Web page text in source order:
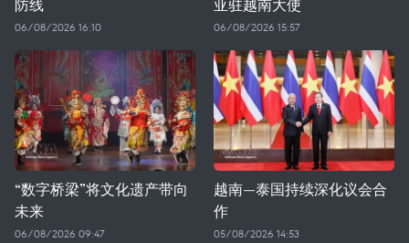
防线
06/08/2026 16:10
亚驻越南大使
06/08/2026 15:57
“数字桥梁”将文化遗产带向
未来
06/08/2026 09:47
越南—泰国持续深化议会合
作
05/08/2026 14:53